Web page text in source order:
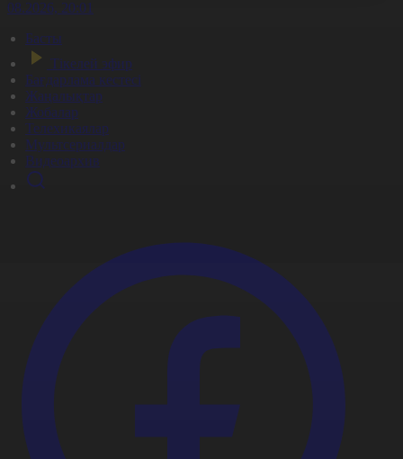
20:01
Басты
Тікелей эфир
Бағдарлама кестесі
Жаңалықтар
Жобалар
Телехикаялар
Мультсериалдар
Видеоархив